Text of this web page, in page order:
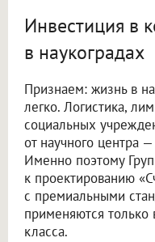
Инвестиция в
в наукоградах
Признаем: жизнь в
легко. Логистика,
социальных
от научного центра
Именно поэтому
к проектированию
с премиальными
применяются только
класса.